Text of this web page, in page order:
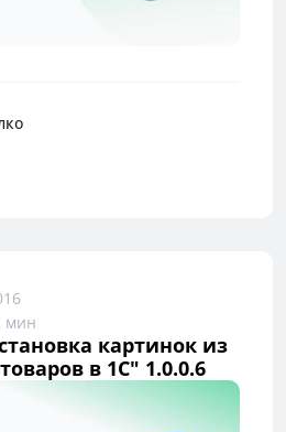
мин
картинок из
в 1С" 1.0.0.6